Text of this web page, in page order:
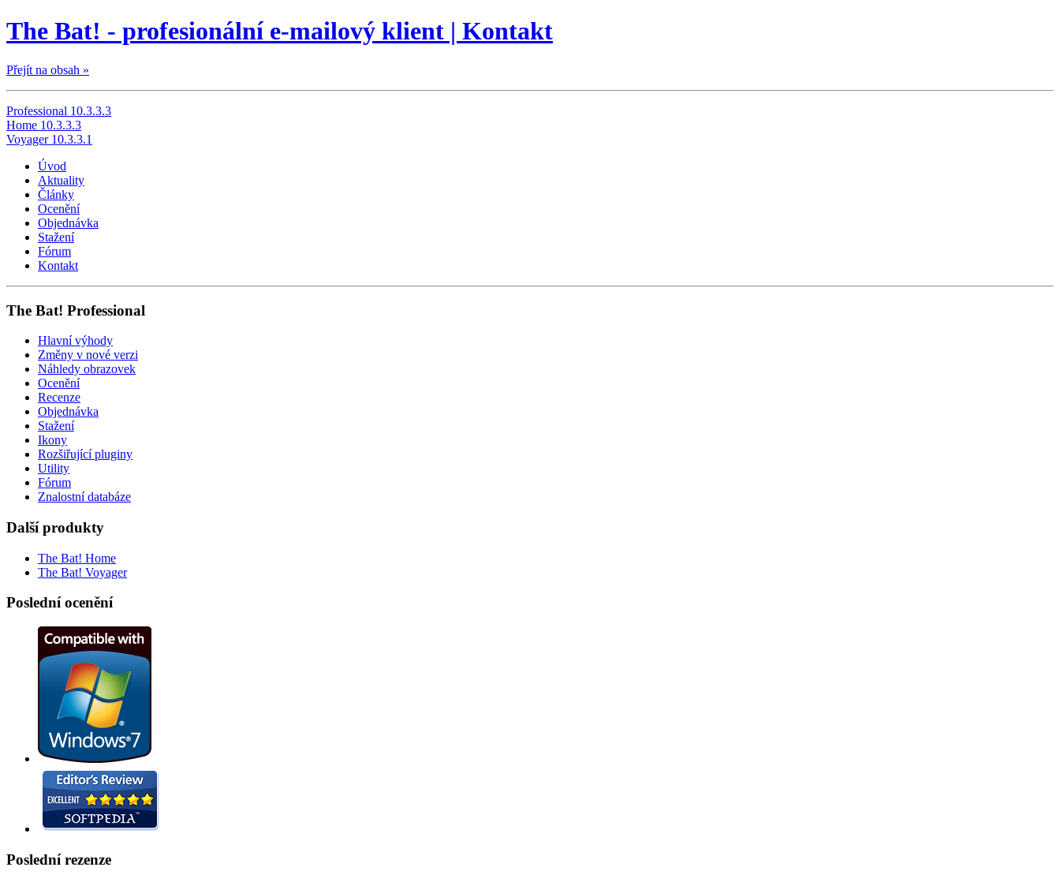
The Bat! - profesionální e-mailový klient | Kontakt
Přejít na obsah »
Professional 10.3.3.3
Home 10.3.3.3
Voyager 10.3.3.1
Úvod
Aktuality
Články
Ocenění
Objednávka
Stažení
Fórum
Kontakt
The Bat! Professional
Hlavní výhody
Změny v nové verzi
Náhledy obrazovek
Ocenění
Recenze
Objednávka
Stažení
Ikony
Rozšiřující pluginy
Utility
Fórum
Znalostní databáze
Další produkty
The Bat! Home
The Bat! Voyager
Poslední ocenění
Poslední rezenze